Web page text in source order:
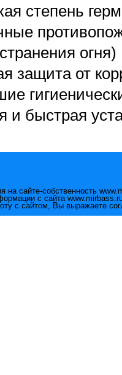
степень
огня)
защита от
и быстрая
на сайте-собственность
с сайта
с сайтом, Вы выражаете